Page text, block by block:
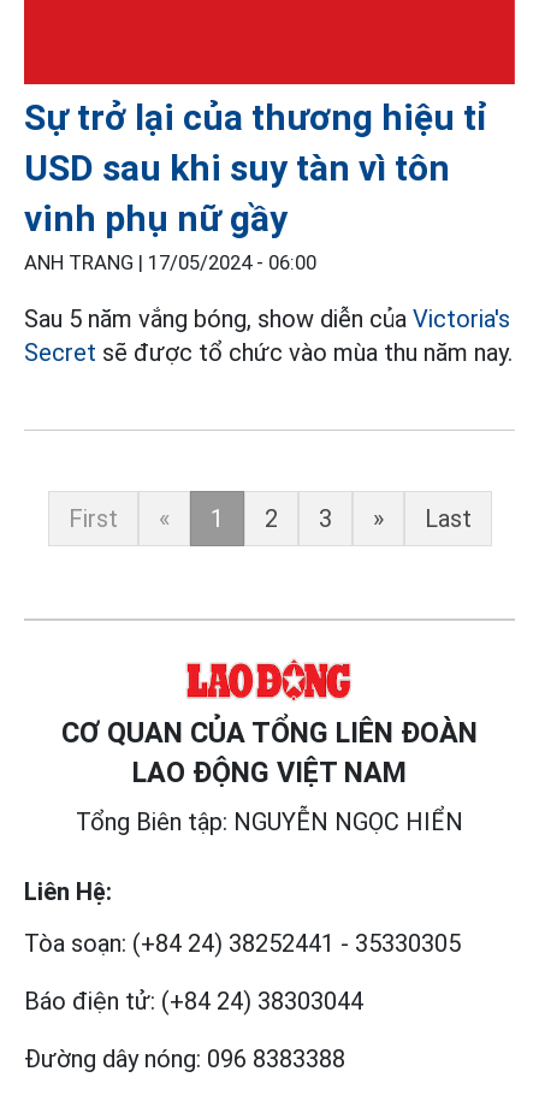
Sự trở lại của thương hiệu tỉ
USD sau khi suy tàn vì tôn
vinh phụ nữ gầy
ANH TRANG | 17/05/2024 - 06:00
Sau 5 năm vắng bóng, show diễn của Victoria's
Secret sẽ được tổ chức vào mùa thu năm nay.
First « 1 2 3 » Last
CƠ QUAN CỦA TỔNG LIÊN ĐOÀN
LAO ĐỘNG VIỆT NAM
Tổng Biên tập: NGUYỄN NGỌC HIỂN
Liên Hệ:
Tòa soạn: (+84 24) 38252441 - 35330305
Báo điện tử: (+84 24) 38303044
Đường dây nóng: 096 8383388